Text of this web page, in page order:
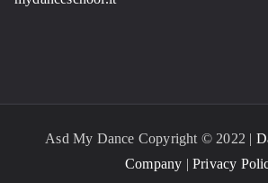
Asd My Dance Copyright © 2022 |
Company |Privacy